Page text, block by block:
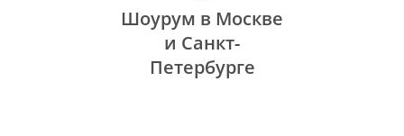
Шоурум в Москве
и Санкт-
Петербурге